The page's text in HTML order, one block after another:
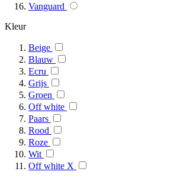
Vanguard
Kleur
Beige
Blauw
Ecru
Grijs
Groen
Off white
Paars
Rood
Roze
Wit
Off white X